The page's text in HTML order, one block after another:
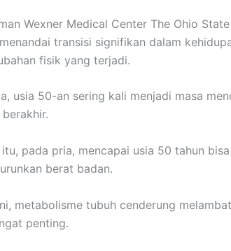
Wexner Medical Center The Ohio
transisi signifikan dalam
fisik yang terjadi.
usia 50-an sering kali menjadi masa
itu, pada pria, mencapai usia 50 tahun
berat badan.
metabolisme tubuh cenderung
penting.